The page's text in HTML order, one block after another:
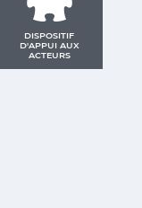
DISPOSITIF
D'APPUI AUX
ACTEURS